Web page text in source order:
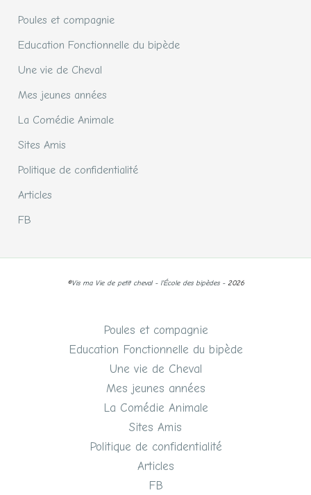
Poules et compagnie
Education Fonctionnelle du bipède
Une vie de Cheval
Mes jeunes années
La Comédie Animale
Sites Amis
Politique de confidentialité
Articles
FB
©Vis ma Vie de petit cheval - l'École des bipèdes - 2026
Poules et compagnie
Education Fonctionnelle du bipède
Une vie de Cheval
Mes jeunes années
La Comédie Animale
Sites Amis
Politique de confidentialité
Articles
FB